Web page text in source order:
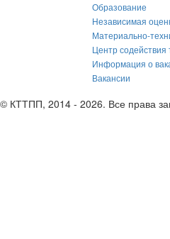
Образование
Независимая
Материально-
Центр содействия
Информация о
Вакансии
© КТТПП, 2014 - 2026. Все права